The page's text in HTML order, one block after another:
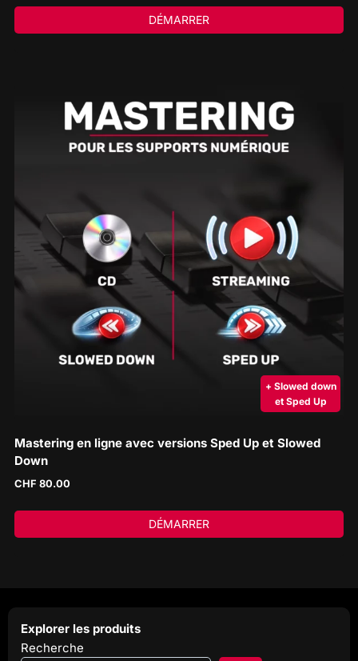
DÉMARRER
+ Slowed down
et Sped Up
Mastering en ligne avec versions Sped Up et Slowed
Down
CHF 80.00
DÉMARRER
Explorer les produits
Recherche